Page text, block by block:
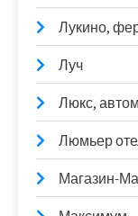
Лукино,
Луч
Люкс,
Люмьер
Магазин-